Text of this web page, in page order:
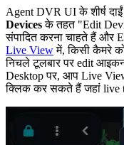
Agent DVR UI के शीर्ष
Devicesके तहत "Edit
संपादित करना चाहते हैं
Live Viewमें, किसी कैमरे
निचले टूलबार पर edit
Desktop पर, आप Live
क्लिक कर सकते हैं जहां live